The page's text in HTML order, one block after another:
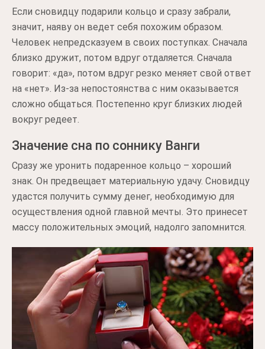
Если сновидцу подарили кольцо и сразу забрали,
значит, наяву он ведет себя похожим образом.
Человек непредсказуем в своих поступках. Сначала
близко дружит, потом вдруг отдаляется. Сначала
говорит: «да», потом вдруг резко меняет свой ответ
на «нет». Из-за непостоянства с ним оказывается
сложно общаться. Постепенно круг близких людей
вокруг редеет.
Значение сна по соннику Ванги
Сразу же уронить подаренное кольцо – хороший
знак. Он предвещает материальную удачу. Сновидцу
удастся получить сумму денег, необходимую для
осуществления одной главной мечты. Это принесет
массу положительных эмоций, надолго запомнится.